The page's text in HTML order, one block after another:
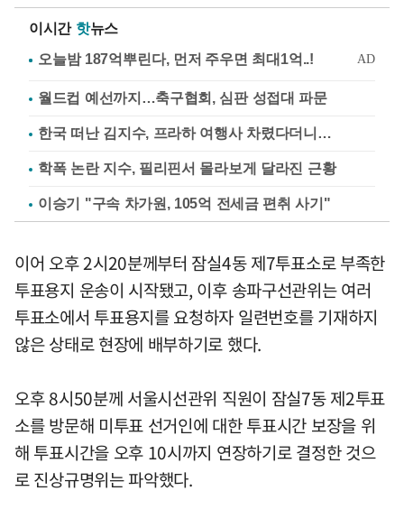
이시간 핫뉴스
월드컵 예선까지…축구협회, 심판 성접대 파문
한국 떠난 김지수, 프라하 여행사 차렸다더니…
학폭 논란 지수, 필리핀서 몰라보게 달라진 근황
이승기 "구속 차가원, 105억 전세금 편취 사기"
이어 오후 2시20분께부터 잠실4동 제7투표소로 부족한
투표용지 운송이 시작됐고, 이후 송파구선관위는 여러
투표소에서 투표용지를 요청하자 일련번호를 기재하지
않은 상태로 현장에 배부하기로 했다.
오후 8시50분께 서울시선관위 직원이 잠실7동 제2투표
소를 방문해 미투표 선거인에 대한 투표시간 보장을 위
해 투표시간을 오후 10시까지 연장하기로 결정한 것으
로 진상규명위는 파악했다.